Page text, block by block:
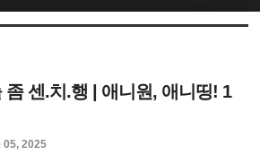
좀 센.치.행 | 애니원, 애니띵! 1
05, 2025
스케치북5